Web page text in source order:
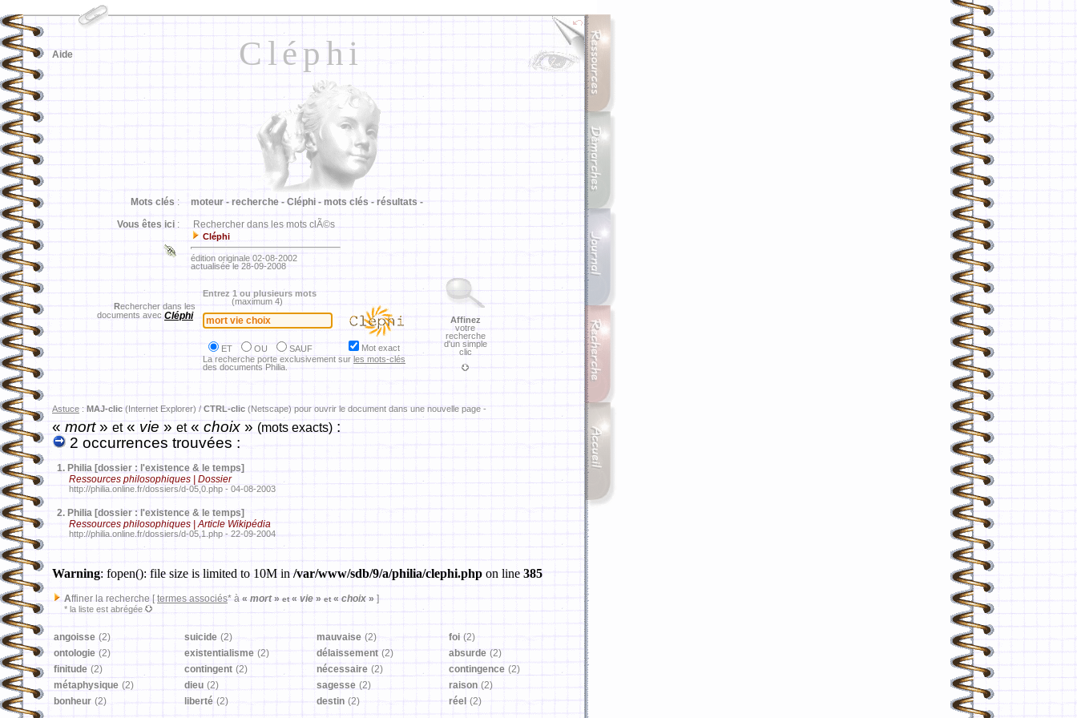
Cléphi
Aide
Mots clés : moteur - recherche - Cléphi - mots clés - résultats -
Vous êtes ici : Rechercher dans les mots clÃ©s
Cléphi
édition originale 02-08-2002
actualisée le 28-09-2008
Rechercher dans les
documents avec Cléphi
Entrez 1 ou plusieurs mots
(maximum 4)
ET OU SAUF
Mot exact
La recherche porte exclusivement sur les mots-clés
des documents Philia.
Affinez
votre
recherche
d'un simple
clic
Astuce : MAJ-clic (Internet Explorer) / CTRL-clic (Netscape) pour ouvrir le document dans une nouvelle page -
«mort»et« vie » et« choix » (mots exacts) :
2 occurrences trouvées :
1. Philia [dossier : l'existence & le temps]
Ressources philosophiques | Dossier
http://philia.online.fr/dossiers/d-05,0.php - 04-08-2003
2. Philia [dossier : l'existence & le temps]
Ressources philosophiques | Article Wikipédia
http://philia.online.fr/dossiers/d-05,1.php - 22-09-2004
Warning: fopen(): file size is limited to 10M in /var/www/sdb/9/a/philia/clephi.php on line 385
Affiner la recherche [ termes associés* à « mort» et « vie » et « choix » ]
* la liste est abrégée
angoisse (2) suicide (2) mauvaise (2) foi (2)
ontologie (2) existentialisme (2) délaissement (2) absurde (2)
finitude (2) contingent (2) nécessaire (2) contingence (2)
métaphysique (2) dieu (2) sagesse (2) raison (2)
bonheur (2) liberté (2) destin (2) réel (2)